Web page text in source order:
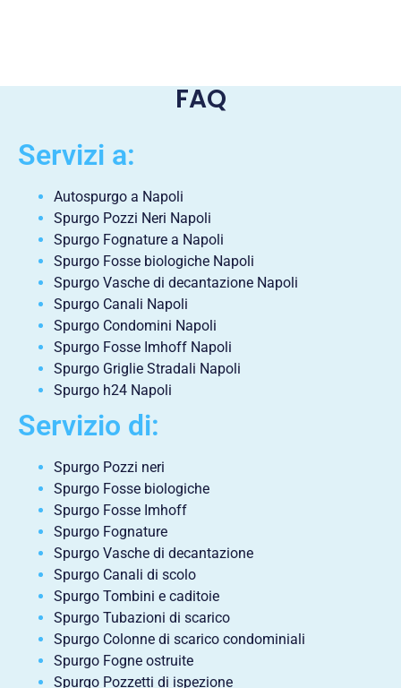
FAQ
Servizi a:
Autospurgo a Napoli
Spurgo Pozzi Neri Napoli
Spurgo Fognature a Napoli
Spurgo Fosse biologiche Napoli
Spurgo Vasche di decantazione Napoli
Spurgo Canali Napoli
Spurgo Condomini Napoli
Spurgo Fosse Imhoff Napoli
Spurgo Griglie Stradali Napoli
Spurgo h24 Napoli
Servizio di:
Spurgo Pozzi neri
Spurgo Fosse biologiche
Spurgo Fosse Imhoff
Spurgo Fognature
Spurgo Vasche di decantazione
Spurgo Canali di scolo
Spurgo Tombini e caditoie
Spurgo Tubazioni di scarico
Spurgo Colonne di scarico condominiali
Spurgo Fogne ostruite
Spurgo Pozzetti di ispezione